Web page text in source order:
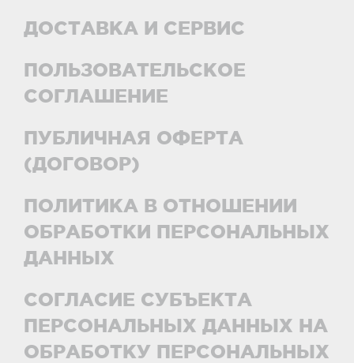
ДОСТАВКА И СЕРВИС
ПОЛЬЗОВАТЕЛЬСКОЕ
СОГЛАШЕНИЕ
ПУБЛИЧНАЯ ОФЕРТА
(ДОГОВОР)
ПОЛИТИКА В ОТНОШЕНИИ
ОБРАБОТКИ ПЕРСОНАЛЬНЫХ
ДАННЫХ
СОГЛАСИЕ СУБЪЕКТА
ПЕРСОНАЛЬНЫХ ДАННЫХ НА
ОБРАБОТКУ ПЕРСОНАЛЬНЫХ